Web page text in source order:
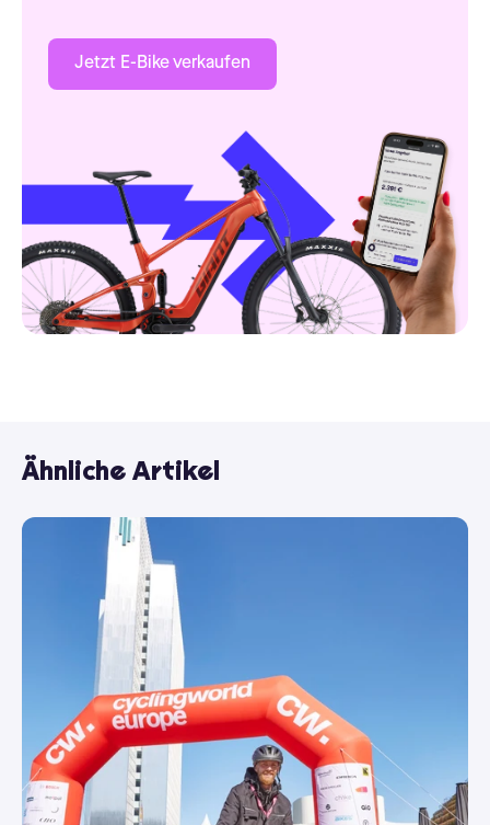
Jetzt E-Bike verkaufen
Ähnliche Artikel